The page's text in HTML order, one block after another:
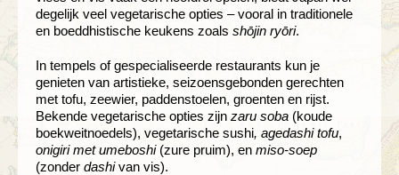
degelijk veel vegetarische opties – vooral in traditionele
en boeddhistische keukens zoals shōjin ryōri.
In tempels of gespecialiseerde restaurants kun je
genieten van artistieke, seizoensgebonden gerechten
met tofu, zeewier, paddenstoelen, groenten en rijst.
Bekende vegetarische opties zijn zaru soba (koude
boekweitnoedels), vegetarische sushi, agedashi tofu,
onigiri met umeboshi(zure pruim), en miso-soep
(zonder dashivan vis).